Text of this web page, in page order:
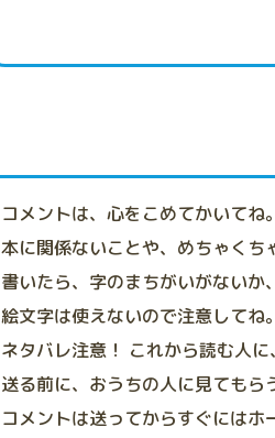
コメントは、心をこめてかいてね。
本に関係ないことや、めちゃくち
書いたら、字のまちがいがないか
絵文字は使えないので注意してね。
ネタバレ注意！ これから読む人
送る前に、おうちの人に見てもら
コメントは送ってからすぐにはホ